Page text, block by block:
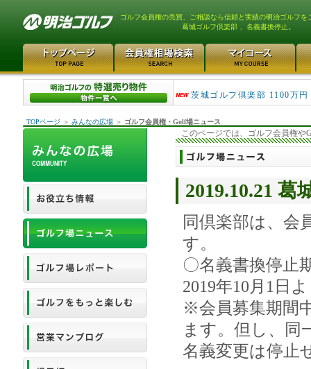
ゴルフ会員権の売買、ご相談なら信頼と実績の明治ゴルフを
葛城ゴルフ倶楽部 、名義書換停止。
大洗ゴルフ倶楽部 290万
茨城ゴルフ倶楽部 1100万円
TOPページ ＞ みんなの広場 ＞ ゴルフ会員権・Golf場ニュース
このページでは、ゴルフ会員権や
2019.10.21
同倶楽部は、会
す。
〇名義書換停止
2019年10月1日
※会員募集期間
ます。但し、同
名義変更は停止